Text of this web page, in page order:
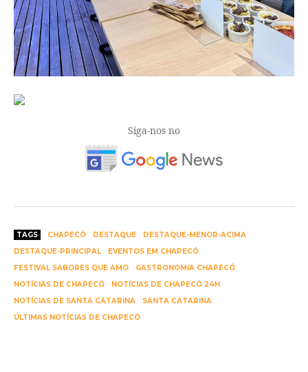
Siga-nos no
TAGS CHAPECÓ DESTAQUE
DESTAQUE-MENOR-ACIMA
DESTAQUE-PRINCIPAL
EVENTOS EM CHAPECÓ
FESTIVAL SABORES QUE AMO
GASTRONOMIA CHAPECÓ
NOTÍCIAS DE CHAPECÓ
NOTÍCIAS DE CHAPECÓ 24H
NOTÍCIAS DE SANTA CATARINA
SANTA CATARINA
ÚLTIMAS NOTÍCIAS DE CHAPECÓ